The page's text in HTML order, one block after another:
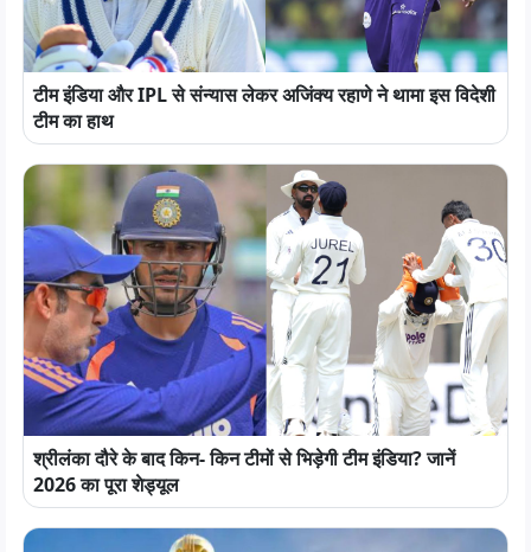
टीम इंडिया और IPL से संन्यास लेकर अजिंक्य रहाणे ने थामा इस विदेशी
टीम का हाथ
श्रीलंका दौरे के बाद किन- किन टीमों से भिड़ेगी टीम इंडिया? जानें
2026 का पूरा शेड्यूल